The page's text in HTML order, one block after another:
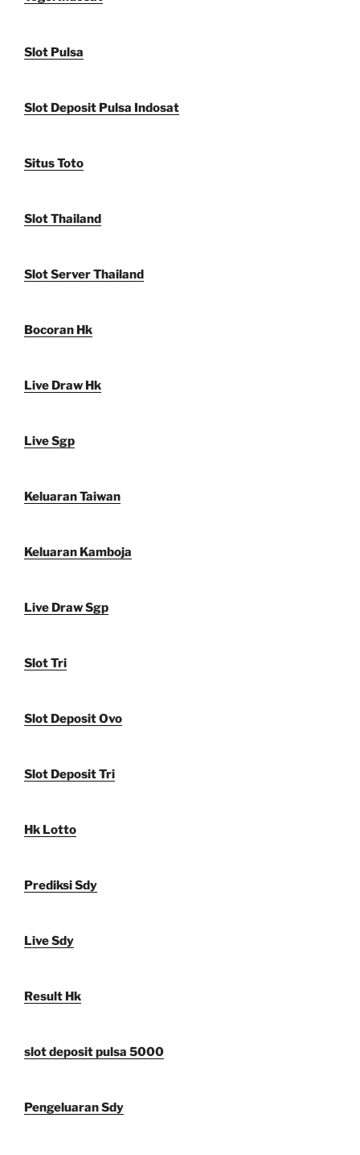
Slot Pulsa
Slot Deposit Pulsa Indosat
Situs Toto
Slot Thailand
Slot Server Thailand
Bocoran Hk
Live Draw Hk
Live Sgp
Keluaran Taiwan
Keluaran Kamboja
Live Draw Sgp
Slot Tri
Slot Deposit Ovo
Slot Deposit Tri
Hk Lotto
Prediksi Sdy
Live Sdy
Result Hk
slot deposit pulsa 5000
Pengeluaran Sdy